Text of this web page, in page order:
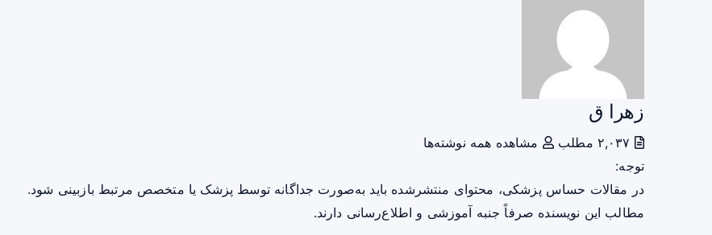
زهرا ق
مشاهده همه نوشته‌ها
توجه:
در مقالات حساس پزشکی، محتوای منتشرشده باید به‌صورت جداگانه توسط پزشک یا متخصص مرتبط بازبینی شود.
مطالب این نویسنده صرفاً جنبه آموزشی و اطلاع‌رسانی دارند.